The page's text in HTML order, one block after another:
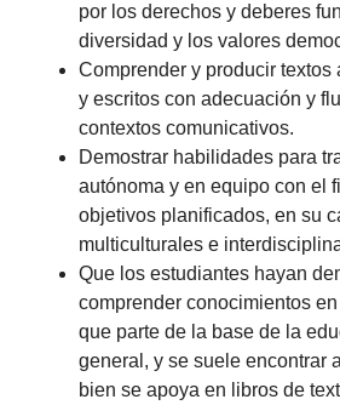
por los derechos y deberes
diversidad y los valores
Comprender y producir textos
y escritos con adecuación y
contextos comunicativos.
Demostrar habilidades para
autónoma y en equipo con el
objetivos planificados, en su
multiculturales e
Que los estudiantes hayan
comprender conocimientos
que parte de la base de la
general, y se suele encontrar
bien se apoya en libros de